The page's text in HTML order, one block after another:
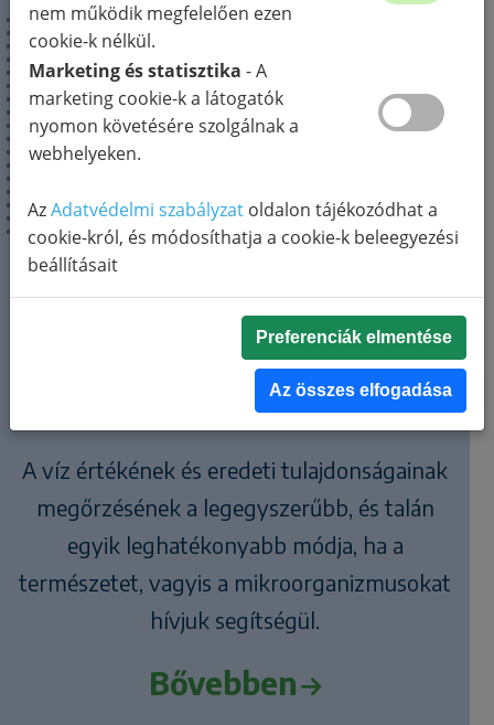
TAVAK ISZAPTALANÍTÁSA
A víz természetes egyensúlyának
maga a természet nyújtja. Az EM-
technológia a jótékony mikroorganizmusok
erejére építve támogatja a vízi környezet
biológiai folyamatait, hozzájárulva a tisztább,
egészségesebb és élőbb vizek
kialakulásához.
A víz értékének és eredeti tulajdonságainak
megőrzésének a legegyszerűbb, és talán
egyik leghatékonyabb módja, ha a
természetet, vagyis a mikroorganizmusokat
hívjuk segítségül.
Bővebben
nem működik megfelelően ezen
cookie-k nélkül.
Marketing és statisztika - A
marketing cookie-k a látogatók
nyomon követésére szolgálnak a
webhelyeken.
AzAdatvédelmi szabályzat oldalon tájékozódhat a
cookie-król, és módosíthatja a cookie-k beleegyezési
beállításait
Preferenciák elmentése
Az összes elfogadása